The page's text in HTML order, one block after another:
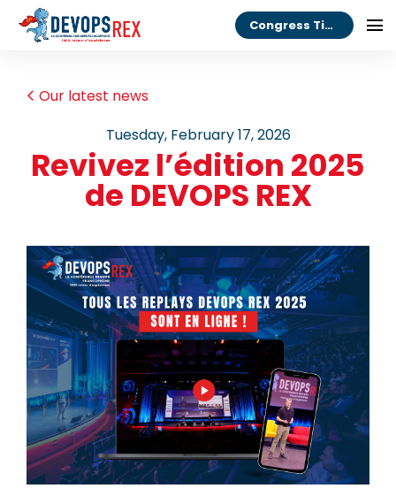
Congress Tickets
Our latest news
Tuesday, February 17, 2026
Revivez l’édition 2025
de DEVOPS REX